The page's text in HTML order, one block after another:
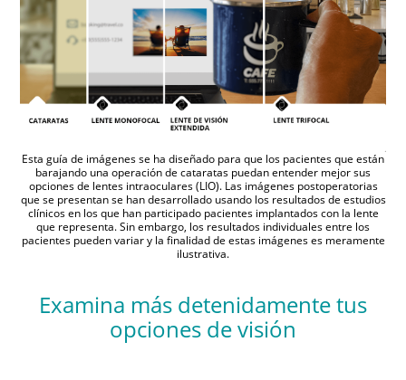
Esta guía de imágenes se ha diseñado para que los pacientes que están
barajando una operación de cataratas puedan entender mejor sus
opciones de lentes intraoculares (LIO). Las imágenes postoperatorias
que se presentan se han desarrollado usando los resultados de estudios
clínicos en los que han participado pacientes implantados con la lente
que representa. Sin embargo, los resultados individuales entre los
pacientes pueden variar y la finalidad de estas imágenes es meramente
ilustrativa.
Examina más detenidamente tus
opciones de visión